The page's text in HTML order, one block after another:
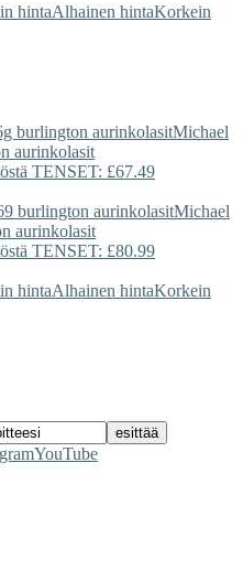
hintaAlhainen hintaKorkein
Michael
aurinkolasit
TENSET: £67.49
Michael
aurinkolasit
TENSET: £80.99
hintaAlhainen hintaKorkein
YouTube